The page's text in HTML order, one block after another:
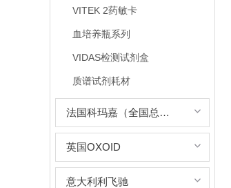
VITEK 2药敏卡
血培养瓶系列
VIDAS检测试剂盒
质谱试剂耗材
法国科玛嘉（全国总代理）
英国OXOID
意大利利飞驰